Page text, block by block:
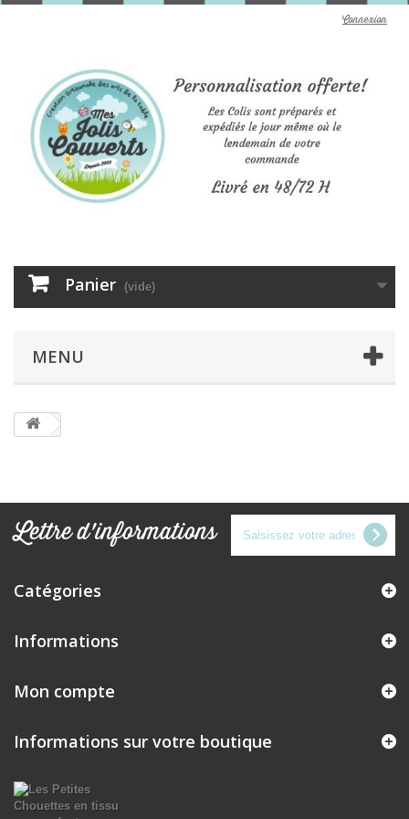
Connexion
Panier (vide)
MENU
Lettre d'informations
Catégories
Informations
Mon compte
Informations sur votre boutique